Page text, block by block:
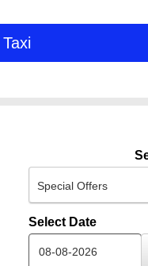
Special Offers
Select Date